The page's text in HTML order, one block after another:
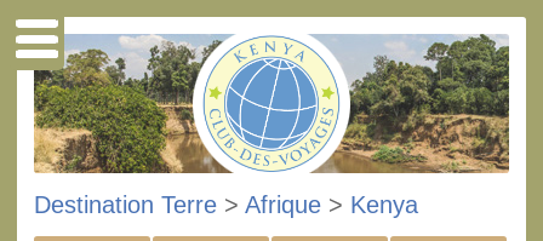
Destination Terre > Afrique > Kenya